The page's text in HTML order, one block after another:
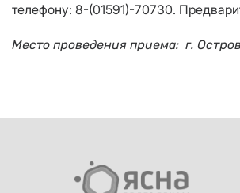
телефону: 8-(01591)-70730.
Место проведения приема: г.